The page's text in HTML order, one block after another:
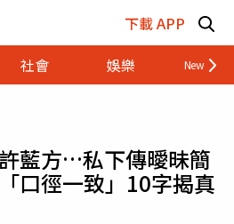
下載 APP
社會 娛樂 財經
藍方…私下傳曖昧簡
口徑一致」10字揭真